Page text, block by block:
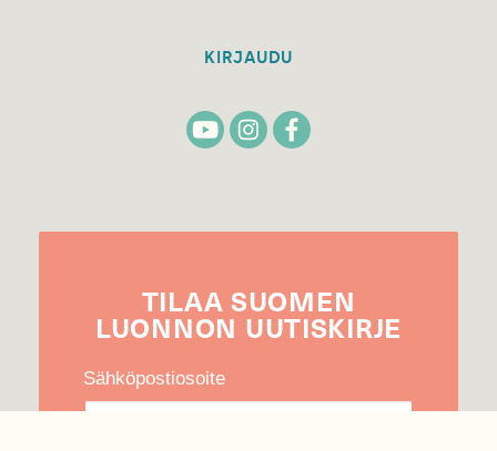
KIRJAUDU
TILAA SUOMEN
LUONNON UUTIS­KIRJE
Sähköpostiosoite